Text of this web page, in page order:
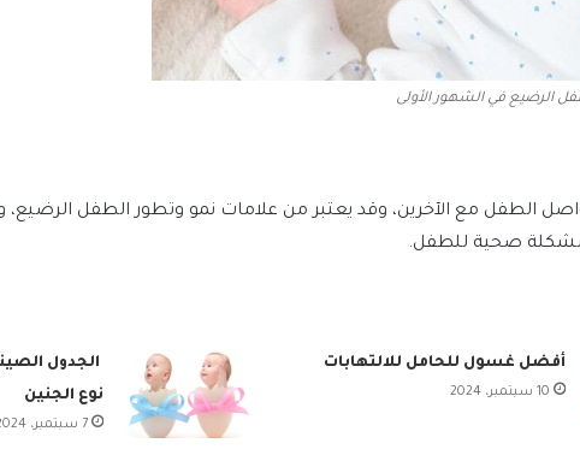
الرضيع في الشهور الأولى
الطفل مع الآخرين، وقد يعتبر من علامات نمو وتطور الطفل الرضيع،
صحية للطفل.
أفضل غسول للحامل للالتهابات
10 سبتمبر، 2024
الجدول
نوع الجنين
7 سبتمبر، 2024